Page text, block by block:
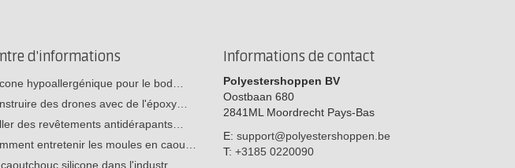
d'informations
hypoallergénique pour le bod…
des drones avec de l'époxy…
des revêtements antidérapants…
entretenir les moules en caou…
silicone dans l'industr…
Informations de contact
Polyestershoppen BV
Oostbaan 680
2841ML Moordrecht Pays-Bas
E: support@polyestershoppen.be
T: +3185 0220090